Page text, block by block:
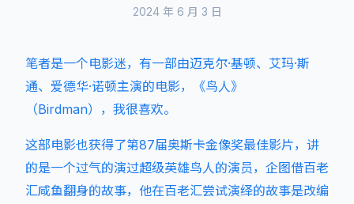
2024 年 6 月 3 日
笔者是一个电影迷，有一部由迈克尔·基顿、艾玛·斯
通、爱德华·诺顿主演的电影，《鸟人》
（Birdman），我很喜欢。
这部电影也获得了第87届奥斯卡金像奖最佳影片，讲
的是一个过气的演过超级英雄鸟人的演员，企图借百老
汇咸鱼翻身的故事，他在百老汇尝试演绎的故事是改编